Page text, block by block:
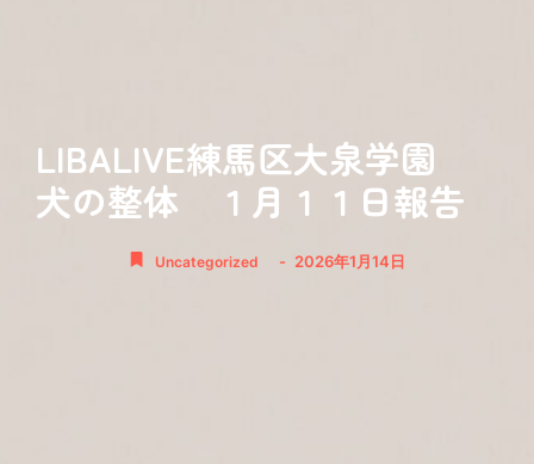
LIBALIVE練馬区大泉学園
犬の整体 １月１１日報告
Uncategorized - 2026年1月14日